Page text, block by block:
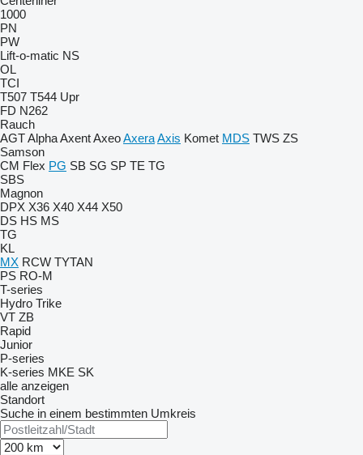
1000
PN
PW
Lift-o-matic NS
OL
TCI
T507 T544 Upr
FD N262
Rauch
AGTAlphaAxentAxeoAxeraAxis Komet MDS TWS ZS
Samson
CM Flex PG SB SG SP TE TG
SBS
Magnon
DPX X36 X40 X44 X50
DS HS MS
TG
KL
MX RCW TYTAN
PS RO-M
T-series
Hydro Trike
VT ZB
Rapid
Junior
P-series
K-series MKE SK
alle anzeigen
Standort
Suche in einem bestimmten Umkreis